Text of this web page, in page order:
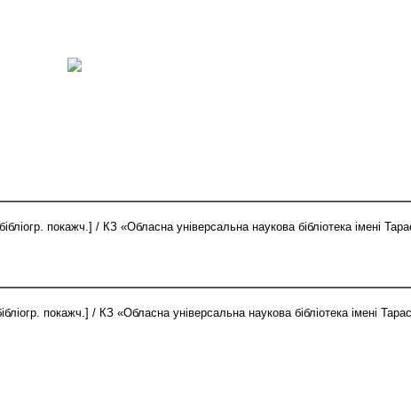
покажч.] / КЗ «Обласна універсальна наукова бібліотека імені
покажч.] / КЗ «Обласна універсальна наукова бібліотека імені